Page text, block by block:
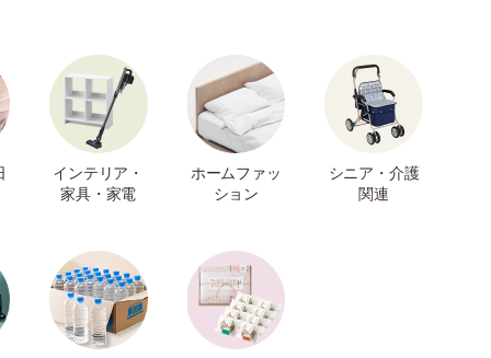
インテリア・
家具・家電
ホームファッ
ション
シニア・介護
関連